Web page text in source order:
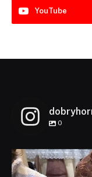
YouTube
0